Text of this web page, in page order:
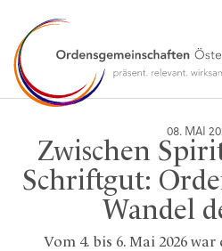
08. MAI
Zwischen
Schriftgut:
Wandel
Vom 4. bis 6. Mai 2026